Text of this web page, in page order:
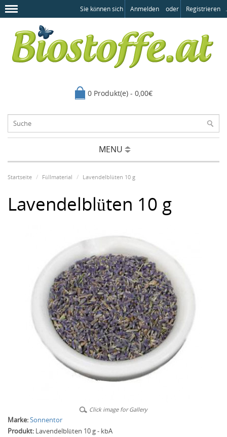
Sie können sich Anmelden oder Registrieren .
0 Produkt(e) - 0,00€
MENU
Startseite Füllmaterial Lavendelblüten 10 g
Lavendelblüten 10 g
Click image for Gallery
Marke:Sonnentor
Produkt: Lavendelblüten 10 g - kbA